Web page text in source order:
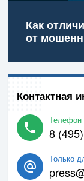
Как
от
Контактная
Телефон
8
Только